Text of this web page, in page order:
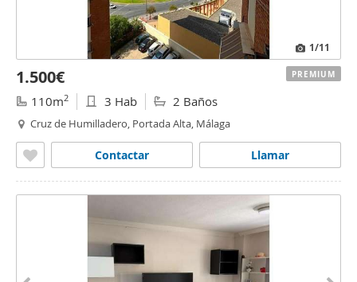
1/11
1.500€
110m2 3 Hab 2 Baños
Cruz de Humilladero, Portada Alta, Málaga
Llamar
Contactar
PREMIUM